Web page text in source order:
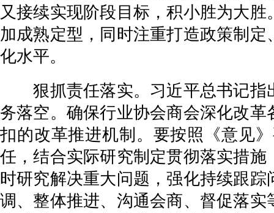
又接续实现阶段目标，积小胜为大
加成熟定型，同时注重打造政策制
化水平。
狠抓责任落实。习近平总书记指
务落空。确保行业协会商会深化改
扣的改革推进机制。要按照《意见
任，结合实际研究制定贯彻落实措
时研究解决重大问题，强化持续跟
调、整体推进、沟通会商、督促落